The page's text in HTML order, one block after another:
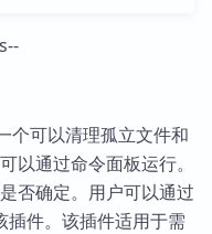
可以清理孤立文件和
以通过命令面板运行。
否确定。用户可以通过
件。该插件适用于需